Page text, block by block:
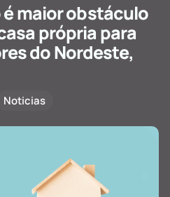
maior obstáculo
própria para
do Nordeste,
Noticias